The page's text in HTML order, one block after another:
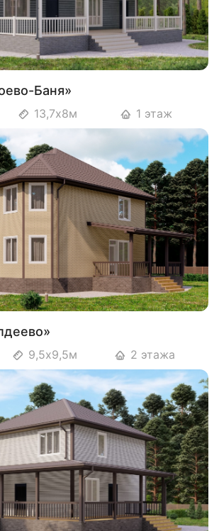
Баня»
13,7х8м 1 этаж
9,5х9,5м 2 этажа